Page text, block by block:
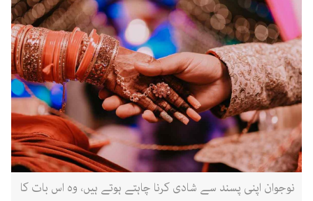
نوجوان اپنی پسند سے شادی کرنا چاہتے ہوتے ہیں، وہ اس بات کا